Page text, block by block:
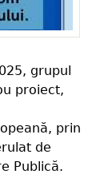
grupul
proiect,
prin
de
Publică.